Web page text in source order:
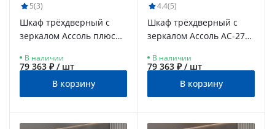
5(3)
Шкаф трёхдверный с
зеркалом Ассоль плюс
В наличии
79 363 ₽ / шт
В корзину
4.4(5)
Шкаф трёхдверный с
зеркалом Ассоль АС-27
В наличии
79 363 ₽ / шт
В корзину